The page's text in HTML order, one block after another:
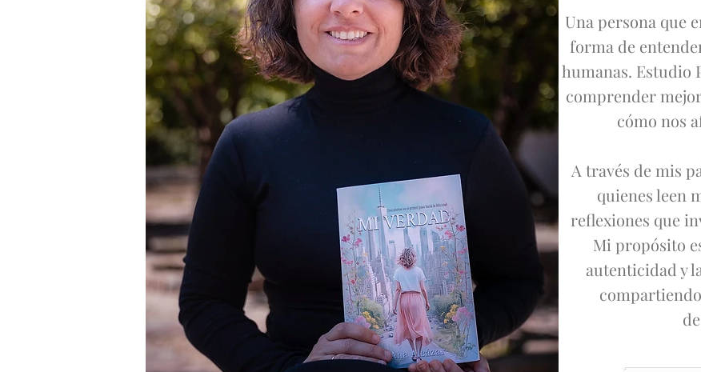
Una persona que
forma de
humanas. Estudio
comprender
cómo nos
A través de mis
quienes leen
reflexiones que
Mi propósito
autenticidad y